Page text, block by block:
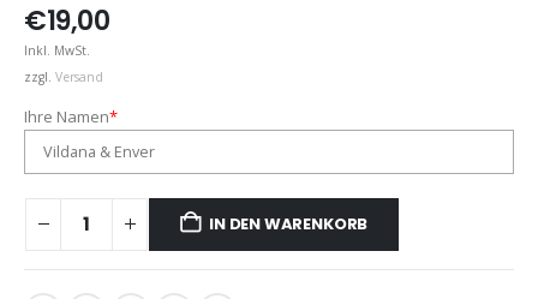
€19,00
Inkl. MwSt.
zzgl. Versand
Ihre Namen*
IN DEN WARENKORB